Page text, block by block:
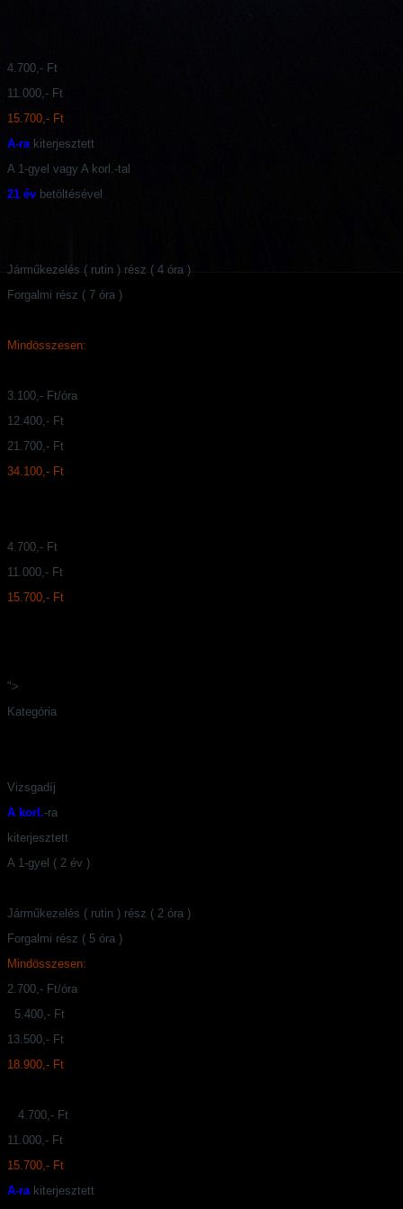
4.700,- Ft
11.000,- Ft
15.700,- Ft
A-ra kiterjesztett
A 1-gyel vagy A korl.-tal
21 év betöltésével
Járműkezelés ( rutin ) rész ( 4 óra )
Forgalmi rész ( 7 óra )
Mindösszesen:
3.100,- Ft/óra
12.400,- Ft
21.700,- Ft
34.100,- Ft
4.700,- Ft
11.000,- Ft
15.700,- Ft
">
Kategória
Vizsgadíj
A korl.-ra
kiterjesztett
A 1-gyel ( 2 év )
Járműkezelés ( rutin ) rész ( 2 óra )
Forgalmi rész ( 5 óra )
Mindösszesen:
2.700,- Ft/óra
5.400,- Ft
13.500,- Ft
18.900,- Ft
4.700,- Ft
11.000,- Ft
15.700,- Ft
A-ra kiterjesztett